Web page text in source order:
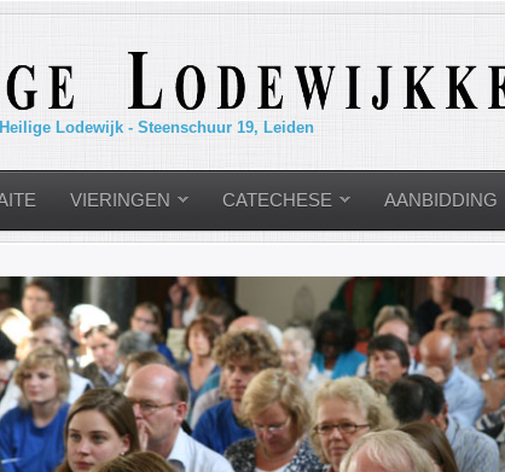
Lodewijk - Steenschuur 19, Leiden
VIERINGEN CATECHESE AANBIDDING